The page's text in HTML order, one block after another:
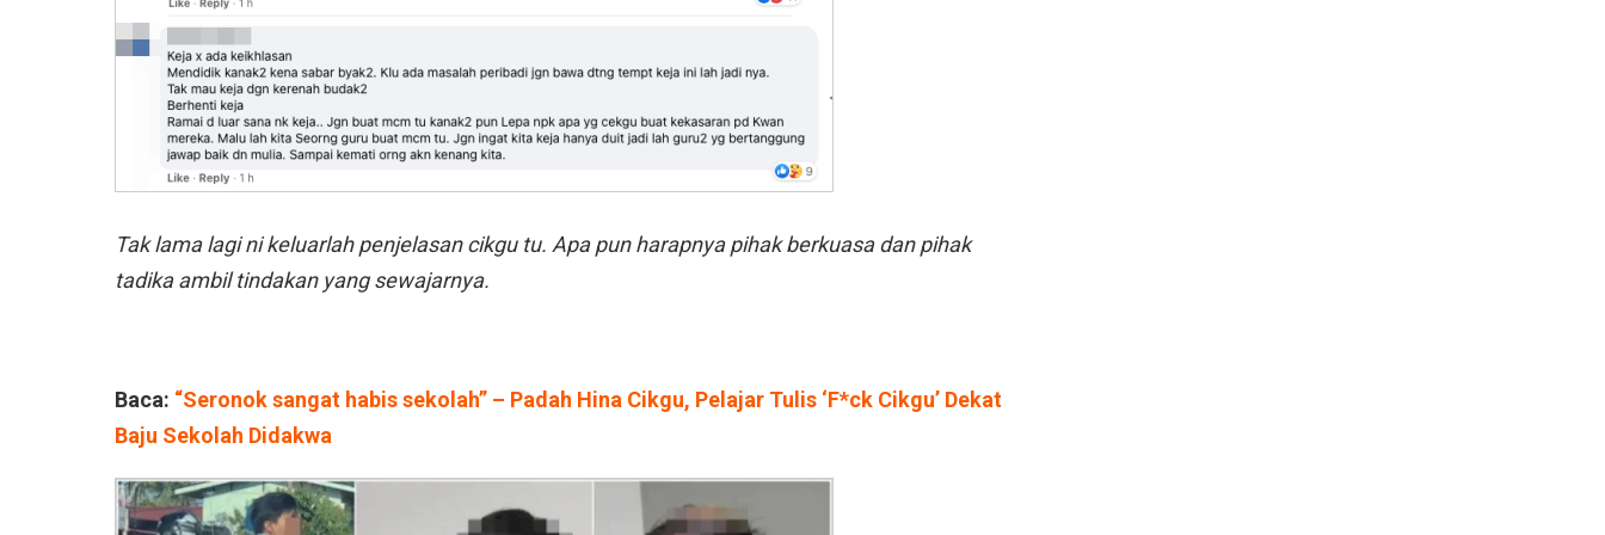
Tak lama lagi ni keluarlah penjelasan cikgu tu. Apa pun harapnya pihak berkuasa dan pihak
tadika ambil tindakan yang sewajarnya.
Baca: “Seronok sangat habis sekolah” – Padah Hina Cikgu, Pelajar Tulis ‘F*ck Cikgu’ Dekat
Baju Sekolah Didakwa